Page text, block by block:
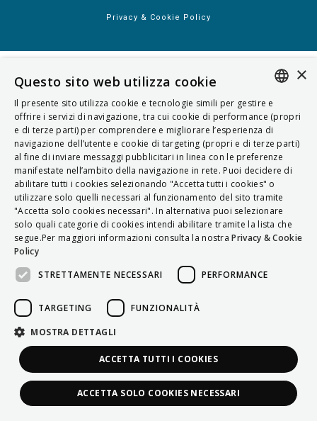
Privacy & Cookie Policy
ITALIAN
ENGLISH
FRENCH
HUNGARIAN
DEUTSCH
POLSKI
PORTUGUÊS
×
Questo sito web utilizza cookie
Il presente sito utilizza cookie e tecnologie simili per gestire e
offrire i servizi di navigazione, tra cui cookie di performance (propri
e di terze parti) per comprendere e migliorare l’esperienza di
navigazione dell’utente e cookie di targeting (propri e di terze parti)
al fine di inviare messaggi pubblicitari in linea con le preferenze
manifestate nell’ambito della navigazione in rete. Puoi decidere di
abilitare tutti i cookies selezionando "Accetta tutti i cookies" o
utilizzare solo quelli necessari al funzionamento del sito tramite
"Accetta solo cookies necessari". In alternativa puoi selezionare
solo quali categorie di cookies intendi abilitare tramite la lista che
segue.Per maggiori informazioni consulta la nostra Privacy & Cookie
Policy
STRETTAMENTE NECESSARI
PERFORMANCE
TARGETING FUNZIONALITÀ
MOSTRA DETTAGLI
ACCETTA TUTTI I COOKIES
ACCETTA SOLO COOKIES NECESSARI